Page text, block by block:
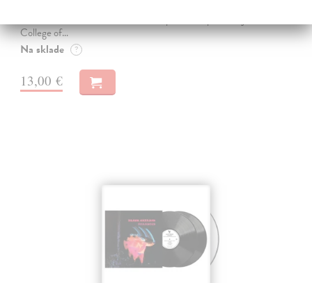
College of…
Na sklade ?
13,00 €